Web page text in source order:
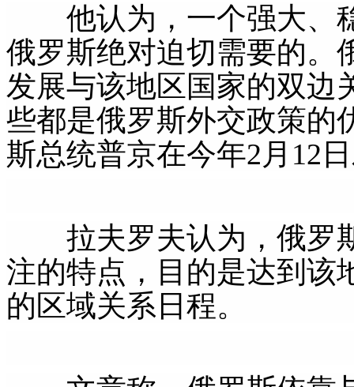
他认为，一个强大、
俄罗斯绝对迫切需要的。
发展与该地区国家的双边
些都是俄罗斯外交政策的
斯总统普京在今年2月12
拉夫罗夫认为，俄罗
注的特点，目的是达到该
的区域关系日程。